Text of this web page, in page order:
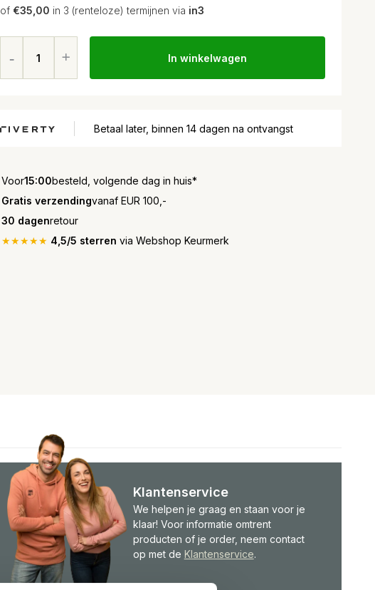
of €35,00 in 3 (renteloze) termijnen via in3
In winkelwagen
Betaal later, binnen 14 dagen na ontvangst
Voor15:00besteld, volgende dag in huis*
Gratis verzendingvanaf EUR 100,-
30 dagenretour
★★★★★ 4,5/5 sterren via Webshop Keurmerk
Klantenservice
We helpen je graag en staan voor je
klaar! Voor informatie omtrent
producten of je order, neem contact
op met de Klantenservice.